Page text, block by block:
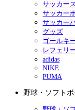
サッカー
サッカー
サッカー
グッズ
ゴールキ
レフェリ
adidas
NIKE
PUMA
野球・ソフト